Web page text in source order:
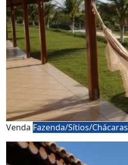
Venda Fazenda/Sítios/Chácaras